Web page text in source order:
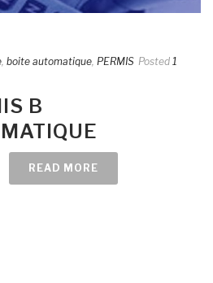
boite automatique PERMIS Posted 1
B
READ MORE